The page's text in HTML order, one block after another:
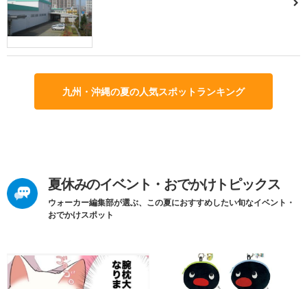
九州・沖縄の夏の人気スポットランキング
夏休みのイベント・おでかけトピックス
ウォーカー編集部が選ぶ、この夏におすすめしたい旬なイベント・
おでかけスポット